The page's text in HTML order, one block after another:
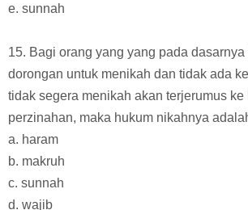
e. sunnah
15. Bagi orang yang yang pada
dorongan untuk menikah dan tidak ada
tidak segera menikah akan terjerumus ke
perzinahan, maka hukum nikahnya
a. haram
b. makruh
c. sunnah
d. wajib